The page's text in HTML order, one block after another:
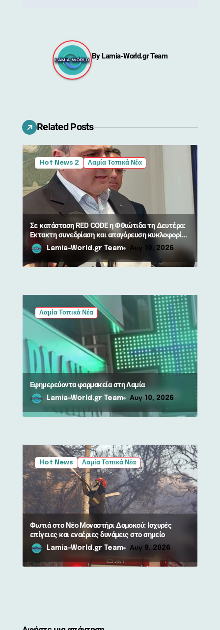
ά
ρ
θ
ρ
ω
ν
By Lamia-World.gr Team
Related Posts
Hot News 2 Λαμία Τοπικά Νέα
Σε κατάσταση RED CODE η Φθιώτιδα τη Δευτέρα:
Έκτακτη συνεδρίαση και απαγόρευση κυκλοφορίας
σε δάσηLamia-World.gr Team Αυγ 10, 2026
Λαμία Τοπικά Νέα
Εφημερεύοντα φαρμακεία στη Λαμία
Lamia-World.gr Team Αυγ 10, 2026
Hot News Λαμία Τοπικά Νέα
Φωτιά στο Νέο Μοναστήρι Δομοκού: Ισχυρές
επίγειες και εναέριες δυνάμεις στο σημείο
Lamia-World.gr Team Αυγ 9, 2026